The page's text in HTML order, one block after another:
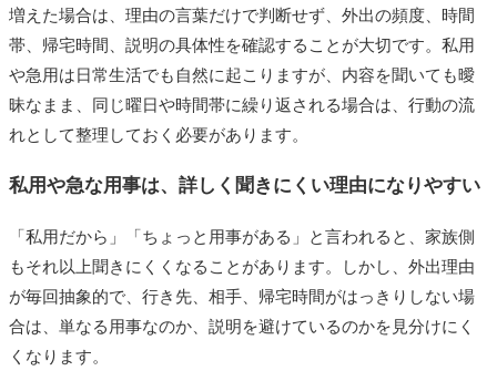
増えた場合は、理由の言葉だけで判断せず、外出の頻度、時間
帯、帰宅時間、説明の具体性を確認することが大切です。私用
や急用は日常生活でも自然に起こりますが、内容を聞いても曖
昧なまま、同じ曜日や時間帯に繰り返される場合は、行動の流
れとして整理しておく必要があります。
私用や急な用事は、詳しく聞きにくい理由になりやすい
「私用だから」「ちょっと用事がある」と言われると、家族側
もそれ以上聞きにくくなることがあります。しかし、外出理由
が毎回抽象的で、行き先、相手、帰宅時間がはっきりしない場
合は、単なる用事なのか、説明を避けているのかを見分けにく
くなります。